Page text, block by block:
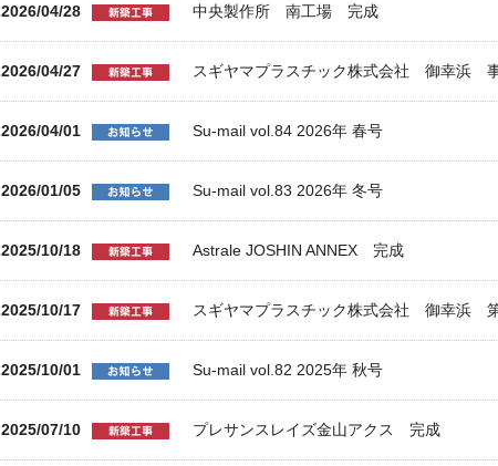
2026/04/28 中央製作所 南工場 完成
2026/04/27 スギヤマプラスチック株式会社 御幸浜
2026/04/01 Su-mail vol.84 2026年 春号
2026/01/05 Su-mail vol.83 2026年 冬号
2025/10/18 Astrale JOSHIN ANNEX 完成
2025/10/17 スギヤマプラスチック株式会社 御幸浜
2025/10/01 Su-mail vol.82 2025年 秋号
2025/07/10 プレサンスレイズ金山アクス 完成